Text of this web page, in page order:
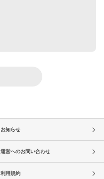
お知らせ
運営へのお問い合わせ
利用規約